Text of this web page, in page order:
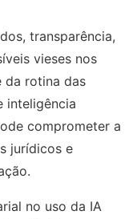
transparência,
vieses nos
da rotina das
inteligência
comprometer a
jurídicos e
no uso da IA